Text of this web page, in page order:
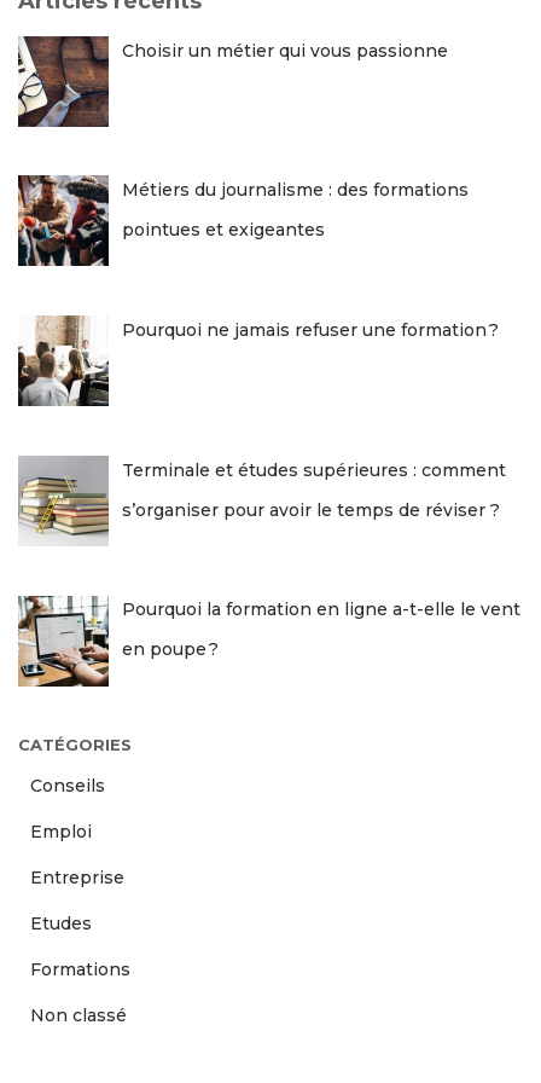
h
e
r
:
Choisir un métier qui vous passionne
Métiers du journalisme : des formations
pointues et exigeantes
Pourquoi ne jamais refuser une formation ?
Terminale et études supérieures : comment
s’organiser pour avoir le temps de réviser ?
Pourquoi la formation en ligne a-t-elle le vent
en poupe ?
CATÉGORIES
Conseils
Emploi
Entreprise
Etudes
Formations
Non classé